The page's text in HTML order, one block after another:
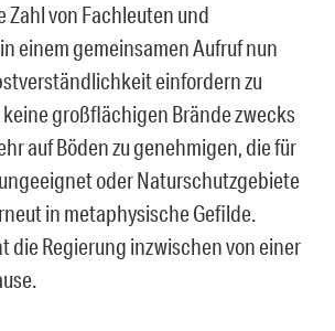
Zahl von Fachleuten und
einem gemeinsamen Aufruf nun
einfordern zu
großflächigen Brände zwecks
auf Böden zu genehmigen, die für
oder Naturschutzgebiete
in metaphysische Gefilde.
die Regierung inzwischen von einer